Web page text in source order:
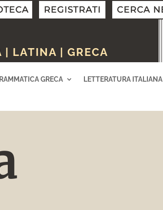
| LATINA | GRECA
GRECA
LETTERATURA ITALIANA